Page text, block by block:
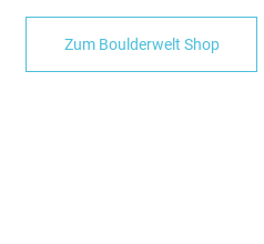
Zum Boulderwelt Shop